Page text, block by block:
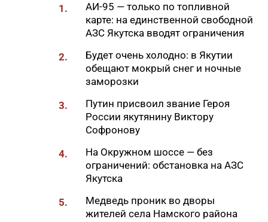
18:14
Сельхозпроизводители Якутии
получили 631,8 тонн топлива
Стартовал прием заявок на
конкурс «Отец года – 2026»
В четырех районах Якутии
прокладывают ВОЛС по
проекту «Синергия Арктики»
Суточный лимит отпуска
дизельного топлива на
Нижнебестяхской нефтебазе
увеличен до 31 тонны
Порядка 7 км дорог
отремонтируют в Якутске в
2026 году
1.
АИ-95 — только по топливной
карте: на единственной свободной
АЗС Якутска вводят ограничения
2.
Будет очень холодно: в Якутии
обещают мокрый снег и ночные
заморозки
3.
Путин присвоил звание Героя
России якутянину Виктору
Софронову
4.
На Окружном шоссе — без
ограничений: обстановка на АЗС
Якутска
5.
Медведь проник во дворы
жителей села Намского района